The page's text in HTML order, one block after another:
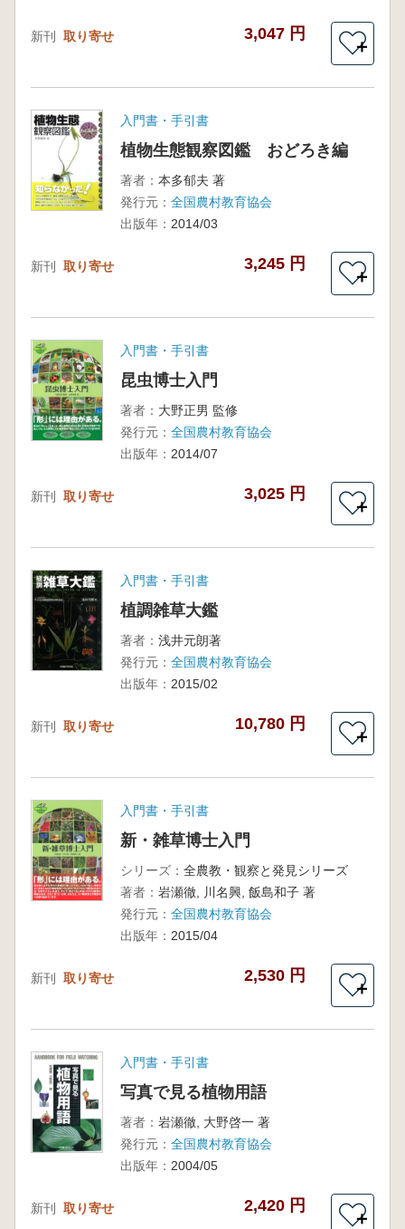
新刊 取り寄せ 3,047 円
＋
入門書・手引書
植物生態観察図鑑 おどろき編
著者： 本多郁夫 著
発行元： 全国農村教育協会
出版年： 2014/03
新刊 取り寄せ 3,245 円
＋
入門書・手引書
昆虫博士入門
著者： 大野正男 監修
発行元： 全国農村教育協会
出版年： 2014/07
新刊 取り寄せ 3,025 円
＋
入門書・手引書
植調雑草大鑑
著者： 浅井元朗著
発行元： 全国農村教育協会
出版年： 2015/02
新刊 取り寄せ 10,780 円
＋
入門書・手引書
新・雑草博士入門
シリーズ： 全農教・観察と発見シリーズ
著者： 岩瀬徹, 川名興, 飯島和子 著
発行元： 全国農村教育協会
出版年： 2015/04
新刊 取り寄せ 2,530 円
＋
入門書・手引書
写真で見る植物用語
著者： 岩瀬徹, 大野啓一 著
発行元： 全国農村教育協会
出版年： 2004/05
新刊 取り寄せ 2,420 円
＋